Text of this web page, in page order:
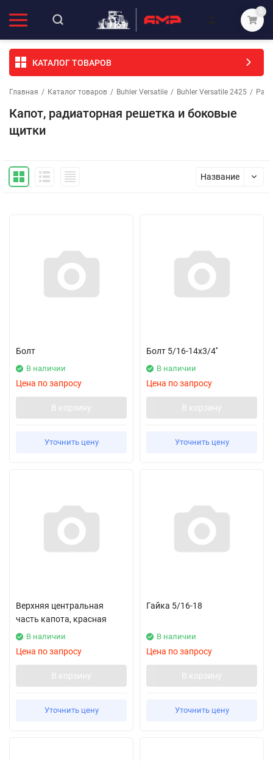
0
КАТАЛОГ ТОВАРОВ
Главная / Каталог товаров / Buhler Versatile / Buhler Versatile 2425 /
Капот, радиаторная решетка и боковые
щитки
Название
Болт
В наличии
Цена по запросу
В корзину
Уточнить цену
Болт 5/16-14х3/4''
В наличии
Цена по запросу
В корзину
Уточнить цену
Верхняя центральная
часть капота, красная
В наличии
Цена по запросу
В корзину
Уточнить цену
Гайка 5/16-18
В наличии
Цена по запросу
В корзину
Уточнить цену